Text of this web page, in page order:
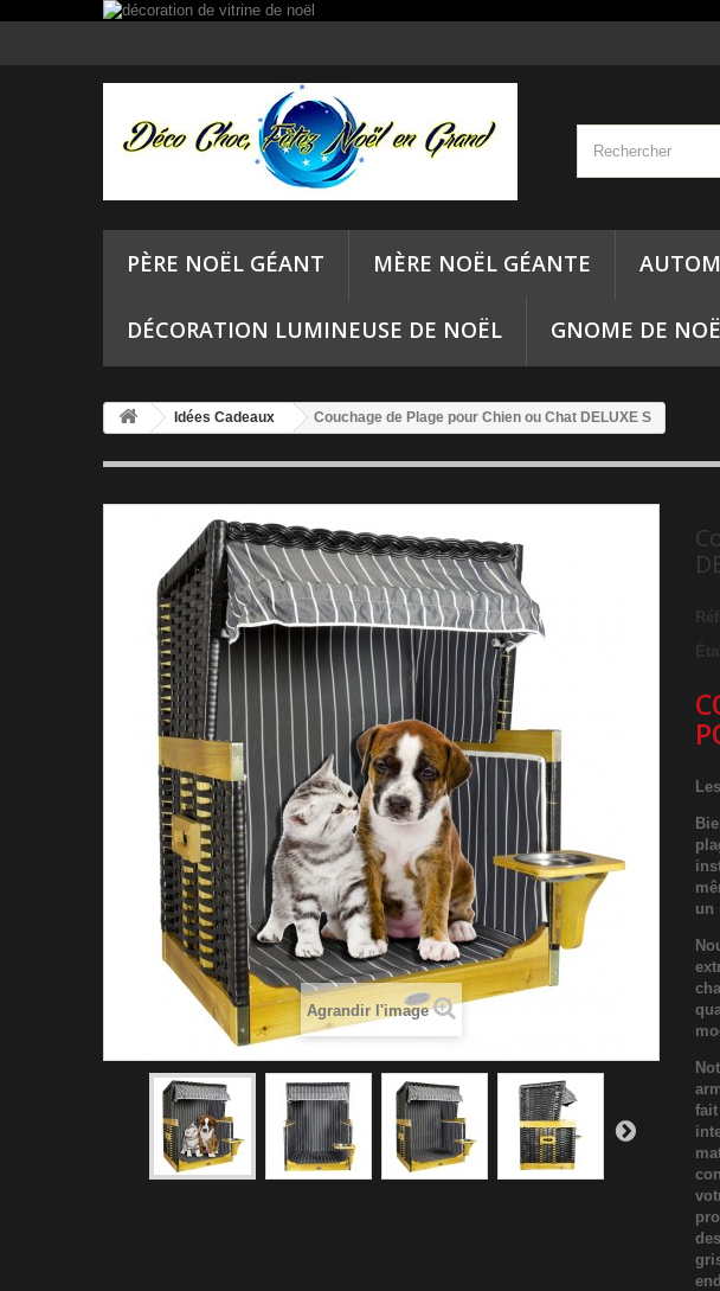
PÈRE NOËL GÉANT MÈRE NOËL GÉANTE
DÉCORATION LUMINEUSE DE NOËL GNOME DE
Idées Cadeaux Couchage de Plage pour Chien ou Chat DELUXE S
Agrandir l'image
un